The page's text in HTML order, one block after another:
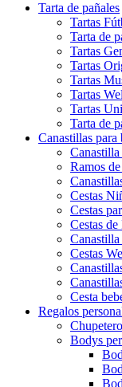
Tarta de pañales
Tartas
Tarta de
Tartas
Tartas
Tartas
Tartas
Tartas
Tarta de
Canastillas para
Ramos
Cestas
Cestas
Cestas
Cestas
Cesta
Regalos
Bodys